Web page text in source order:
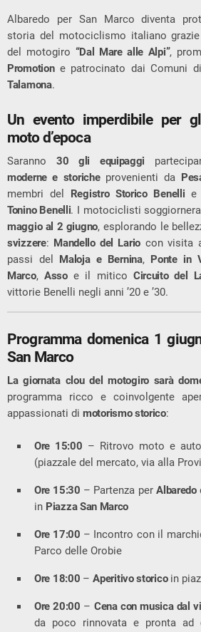
Albaredo per San Marco diventa
storia del motociclismo italiano
del motogiro “Dal Mare alle Alpi”,
Promotione patrocinato dai Comuni
Talamona.
Un evento imperdibile per
moto d’epoca
Saranno 30 gli equipaggi
moderne e storicheprovenienti da
membri del Registro Storico Benelli e
Tonino Benelli. I motociclisti
maggio al 2 giugno, esplorando le
svizzere: Mandello del Lariocon visita
passi del Maloja e Bernina, Ponte in
Marco, Assoe il mitico Circuito del
vittorie Benelli negli anni ’20 e ’30.
Programma domenica 1
San Marco
La giornata clou del motogiro sarà
programma ricco e coinvolgente
appassionati di motorismo storico:
Ore 15:00 – Ritrovo moto e
(piazzale del mercato, via alla
Ore 15:30 – Partenza perAlbaredo
in Piazza San Marco
Ore 17:00 – Incontro con il
Parco delle Orobie
Ore 18:00 –Aperitivo storicoin
Ore 20:00 – Cena con musica dal
da poco rinnovata e pronta ad